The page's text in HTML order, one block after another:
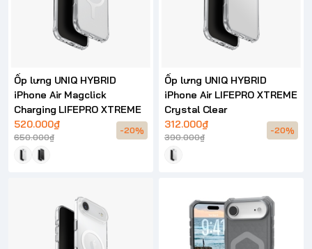
Ốp lưng UNIQ HYBRID
iPhone Air Magclick
Charging LIFEPRO XTREME
520.000₫
650.000₫
-20%
Ốp lưng UNIQ HYBRID
iPhone Air LIFEPRO XTREME
Crystal Clear
312.000₫
390.000₫
-20%